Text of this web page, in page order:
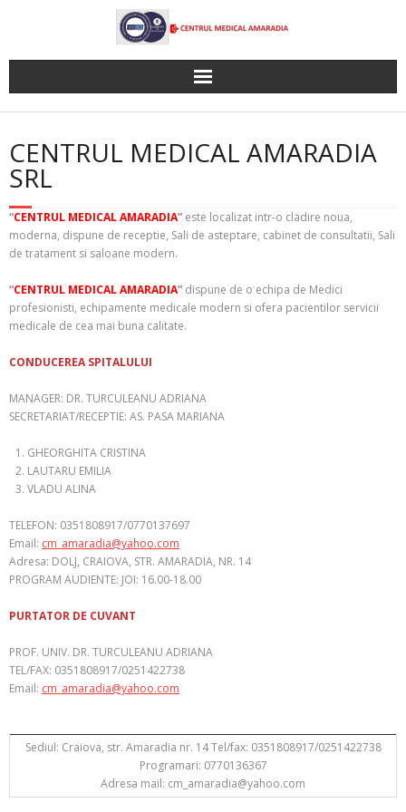
CENTRUL MEDICAL AMARADIA
SRL
“CENTRUL MEDICAL AMARADIA” este localizat intr-o cladire noua,
moderna, dispune de receptie, Sali de asteptare, cabinet de consultatii, Sali
de tratament si saloane modern.
“CENTRUL MEDICAL AMARADIA” dispune de o echipa de Medici
profesionisti, echipamente medicale modern si ofera pacientilor servicii
medicale de cea mai buna calitate.
CONDUCEREA SPITALULUI
MANAGER: DR. TURCULEANU ADRIANA
SECRETARIAT/RECEPTIE: AS. PASA MARIANA
GHEORGHITA CRISTINA
LAUTARU EMILIA
VLADU ALINA
TELEFON: 0351808917/0770137697
Email: cm_amaradia@yahoo.com
Adresa: DOLJ, CRAIOVA, STR. AMARADIA, NR. 14
PROGRAM AUDIENTE: JOI: 16.00-18.00
PURTATOR DE CUVANT
PROF. UNIV. DR. TURCULEANU ADRIANA
TEL/FAX: 0351808917/0251422738
Email: cm_amaradia@yahoo.com
Sediul: Craiova, str. Amaradia nr. 14 Tel/fax: 0351808917/0251422738
Programari: 0770136367
Adresa mail: cm_amaradia@yahoo.com